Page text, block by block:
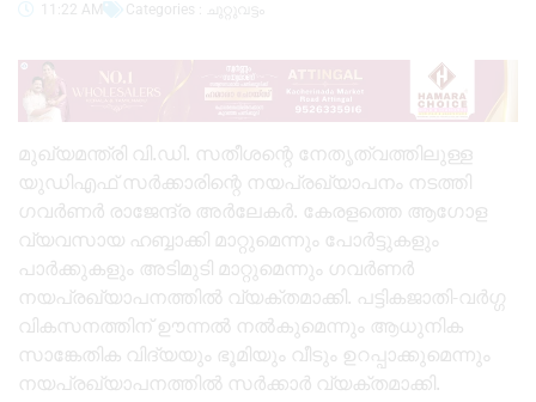
11:22 AM
Categories : ചുറ്റുവട്ടം
മുഖ്യമന്ത്രി വി.ഡി. സതീശന്റെ നേതൃത്വത്തിലുള്ള
യുഡിഎഫ് സർക്കാരിന്റെ നയപ്രഖ്യാപനം നടത്തി
ഗവർണർ രാജേന്ദ്ര അർലേകർ. കേരളത്തെ ആഗോള
വ്യവസായ ഹബ്ബാക്കി മാറ്റുമെന്നും പോർട്ടുകളും
പാർക്കുകളും അടിമുടി മാറ്റുമെന്നും ഗവർണർ
നയപ്രഖ്യാപനത്തിൽ വ്യക്തമാക്കി. പട്ടികജാതി-വർഗ്ഗ
വികസനത്തിന് ഊന്നൽ നൽകുമെന്നും ആധുനിക
സാങ്കേതിക വിദ്യയും ഭൂമിയും വീടും ഉറപ്പാക്കുമെന്നും
നയപ്രഖ്യാപനത്തിൽ സർക്കാർ വ്യക്തമാക്കി.